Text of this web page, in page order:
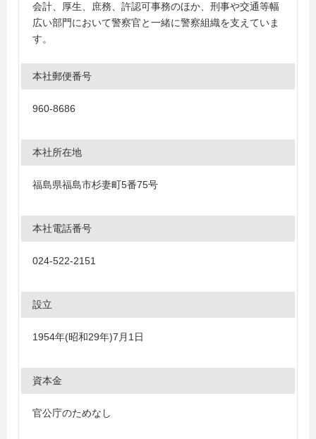
会計、厚生、庶務、許認可事務のほか、刑事や交通等幅
広い部門において警察官と一緒に警察組織を支えていま
す。
本社郵便番号
960-8686
本社所在地
福島県福島市杉妻町5番75号
本社電話番号
024-522-2151
設立
1954年(昭和29年)7月1日
資本金
官公庁のためなし